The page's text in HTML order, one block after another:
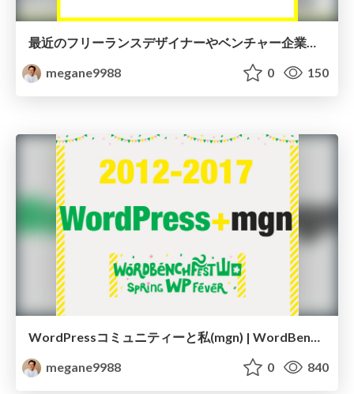
最近のフリーランスデザイナーやベンチャー企業の生活はこんなかんじ！ 赤裸々座談会&質問会 | ヨカラボ天神
megane9988
0 150
megane9988
0 840